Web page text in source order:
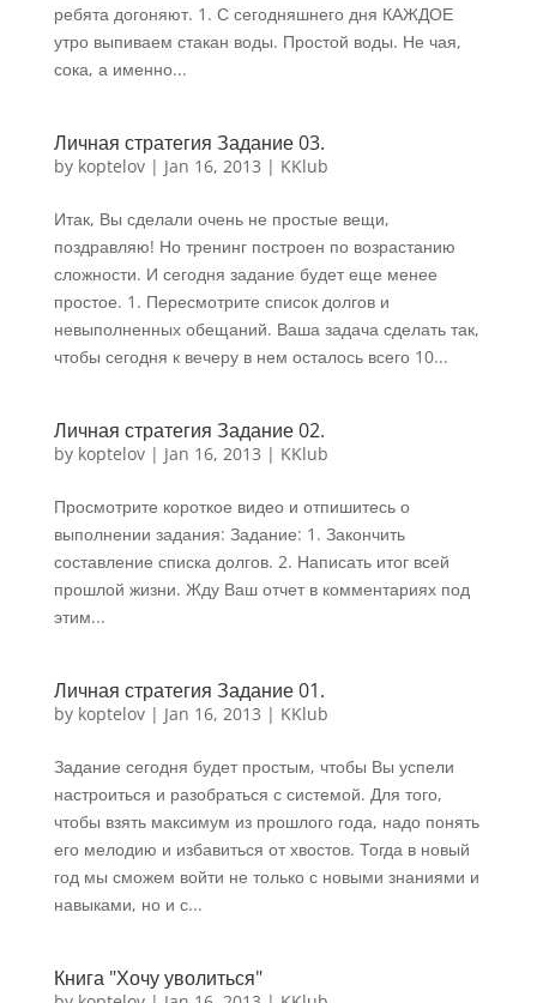
ребята догоняют. 1. С сегодняшнего дня КАЖДОЕ
утро выпиваем стакан воды. Простой воды. Не чая,
сока, а именно...
Личная стратегия Задание 03.
by koptelov| Jan 16, 2013 | KKlub
Итак, Вы сделали очень не простые вещи,
поздравляю! Но тренинг построен по возрастанию
сложности. И сегодня задание будет еще менее
простое. 1. Пересмотрите список долгов и
невыполненных обещаний. Ваша задача сделать так,
чтобы сегодня к вечеру в нем осталось всего 10...
Личная стратегия Задание 02.
by koptelov| Jan 16, 2013 | KKlub
Просмотрите короткое видео и отпишитесь о
выполнении задания: Задание: 1. Закончить
составление списка долгов. 2. Написать итог всей
прошлой жизни. Жду Ваш отчет в комментариях под
этим...
Личная стратегия Задание 01.
by koptelov| Jan 16, 2013 | KKlub
Задание сегодня будет простым, чтобы Вы успели
настроиться и разобраться с системой. Для того,
чтобы взять максимум из прошлого года, надо понять
его мелодию и избавиться от хвостов. Тогда в новый
год мы сможем войти не только с новыми знаниями и
навыками, но и с...
Книга "Хочу уволиться"